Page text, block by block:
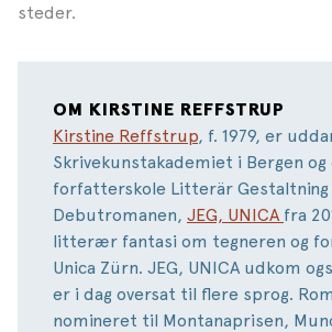
steder.
OM KIRSTINE REFFSTRUP
Kirstine Reffstrup, f. 1979, er
Skrivekunstakademiet i Bergen og
forfatterskole Litterär Gestaltning
Debutromanen, JEG, UNICA fra
litterær fantasi om tegneren og
Unica Zürn. JEG, UNICA udkom
er i dag oversat til flere sprog.
nomineret til Montanaprisen,